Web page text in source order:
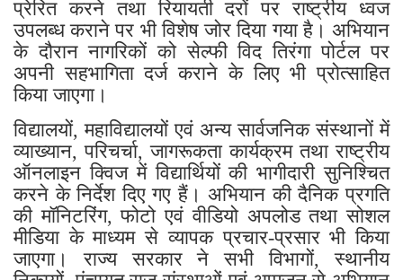
प्रेरित करने तथा रियायती दरों पर राष्ट्रीय ध्वज
उपलब्ध कराने पर भी विशेष जोर दिया गया है। अभियान
के दौरान नागरिकों को सेल्फी विद तिरंगा पोर्टल पर
अपनी सहभागिता दर्ज कराने के लिए भी प्रोत्साहित
किया जाएगा।
विद्यालयों, महाविद्यालयों एवं अन्य सार्वजनिक संस्थानों में
व्याख्यान, परिचर्चा, जागरूकता कार्यक्रम तथा राष्ट्रीय
ऑनलाइन क्विज में विद्यार्थियों की भागीदारी सुनिश्चित
करने के निर्देश दिए गए हैं। अभियान की दैनिक प्रगति
की मॉनिटरिंग, फोटो एवं वीडियो अपलोड तथा सोशल
मीडिया के माध्यम से व्यापक प्रचार-प्रसार भी किया
जाएगा। राज्य सरकार ने सभी विभागों, स्थानीय